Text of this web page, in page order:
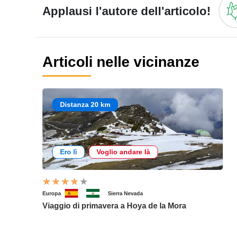
Applausi l'autore dell'articolo!
Articoli nelle vicinanze
Distanza 20 km
Ero lì Voglio andare là
Europa Sierra Nevada
Viaggio di primavera a Hoya de la Mora